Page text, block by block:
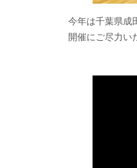
今年は千葉県成
開催にご尽力い